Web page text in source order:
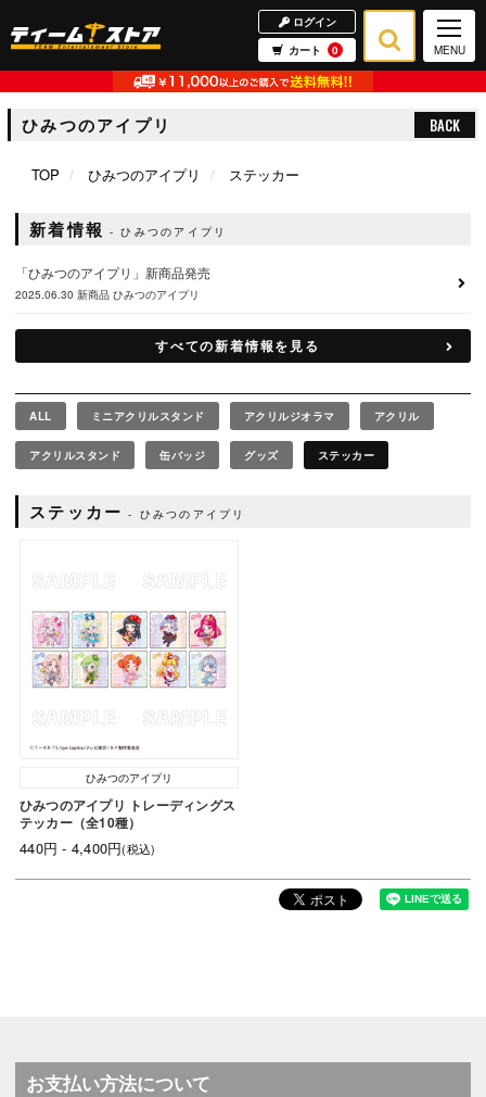
ログイン
カート
0 MENU
ひみつのアイプリ BACK
TOP ひみつのアイプリ ステッカー
新着情報 ひみつのアイプリ
「ひみつのアイプリ」新商品発売
2025.06.30 新商品 ひみつのアイプリ
すべての新着情報を見る
ALL ミニアクリルスタンド アクリルジオラマ アクリル
アクリルスタンド 缶バッジ グッズ ステッカー
ステッカー ひみつのアイプリ
ひみつのアイプリ
ひみつのアイプリ トレーディングス
テッカー（全10種）
440円 - 4,400円(税込)
お支払い方法について